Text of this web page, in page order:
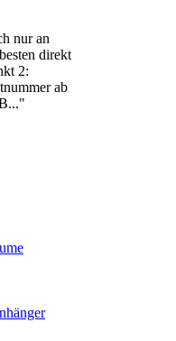
nur an
direkt
2:
ab